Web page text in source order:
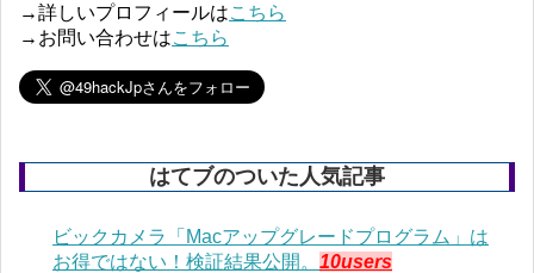
→詳しいプロフィールはこちら
→お問い合わせはこちら
はてブのついた人気記事
ビックカメラ「Macアップグレードプログラム」は
お得ではない！検証結果公開。 10users